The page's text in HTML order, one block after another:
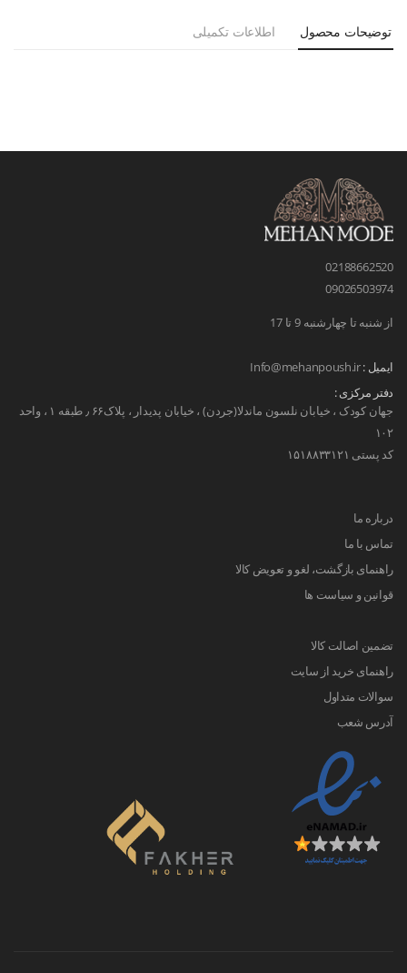
توضیحات محصول اطلاعات تکمیلی
02188662520
09026503974
از شنبه تا چهارشنبه 9 تا 17
ایمیل :Info@mehanpoush.ir
دفتر مرکزی :
جهان کودک ، خیابان نلسون ماندلا(جردن) ، خیابان پدیدار ، پلاک۶۶ ٫ طبقه ۱ ، واحد
۱۰۲
کد پستی ۱۵۱۸۸۳۳۱۲۱
درباره ما
تماس با ما
راهنمای بازگشت، لغو و تعویض کالا
قوانین و سیاست ها
تضمین اصالت کالا
راهنمای خرید از سایت
سوالات متداول
آدرس شعب